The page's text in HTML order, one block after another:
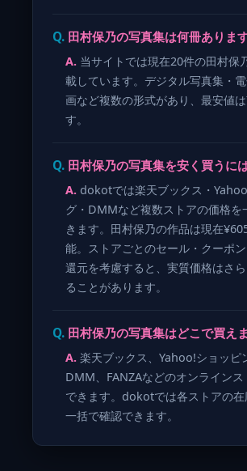
田村保乃の写真集は何冊ありま
当サイトでは現在20件の田村保
載しています。デジタル写真集・
画など複数の形式があり、最安値
す。
田村保乃の写真集を安く買うに
dokotでは楽天ブックス・
グ・DMMなど複数ストアの価格を
きます。田村保乃の作品は現在
能。ストアごとのセール・クーポ
還元を考慮すると、実質価格はさ
ることがあります。
田村保乃の写真集はどこで買え
楽天ブックス、Yahoo!ショッピ
DMM、FANZAなどのオンラインス
できます。dokotでは各ストアの在
一括で確認できます。